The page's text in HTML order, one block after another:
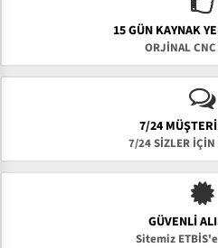
15 GÜN KAYNAK
ORJİNAL
7/24
7/24 SİZLER İÇİN
GÜVENLI
Sitemiz